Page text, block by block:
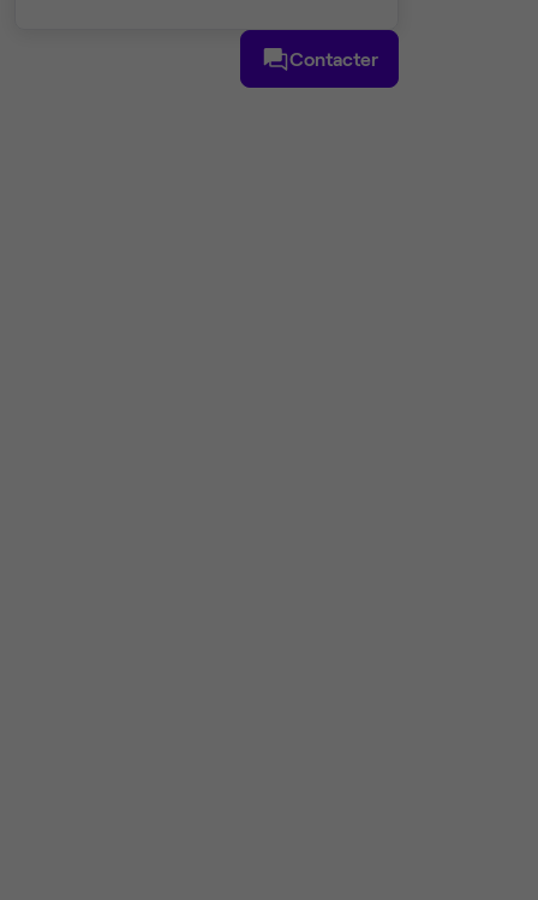
Contacter